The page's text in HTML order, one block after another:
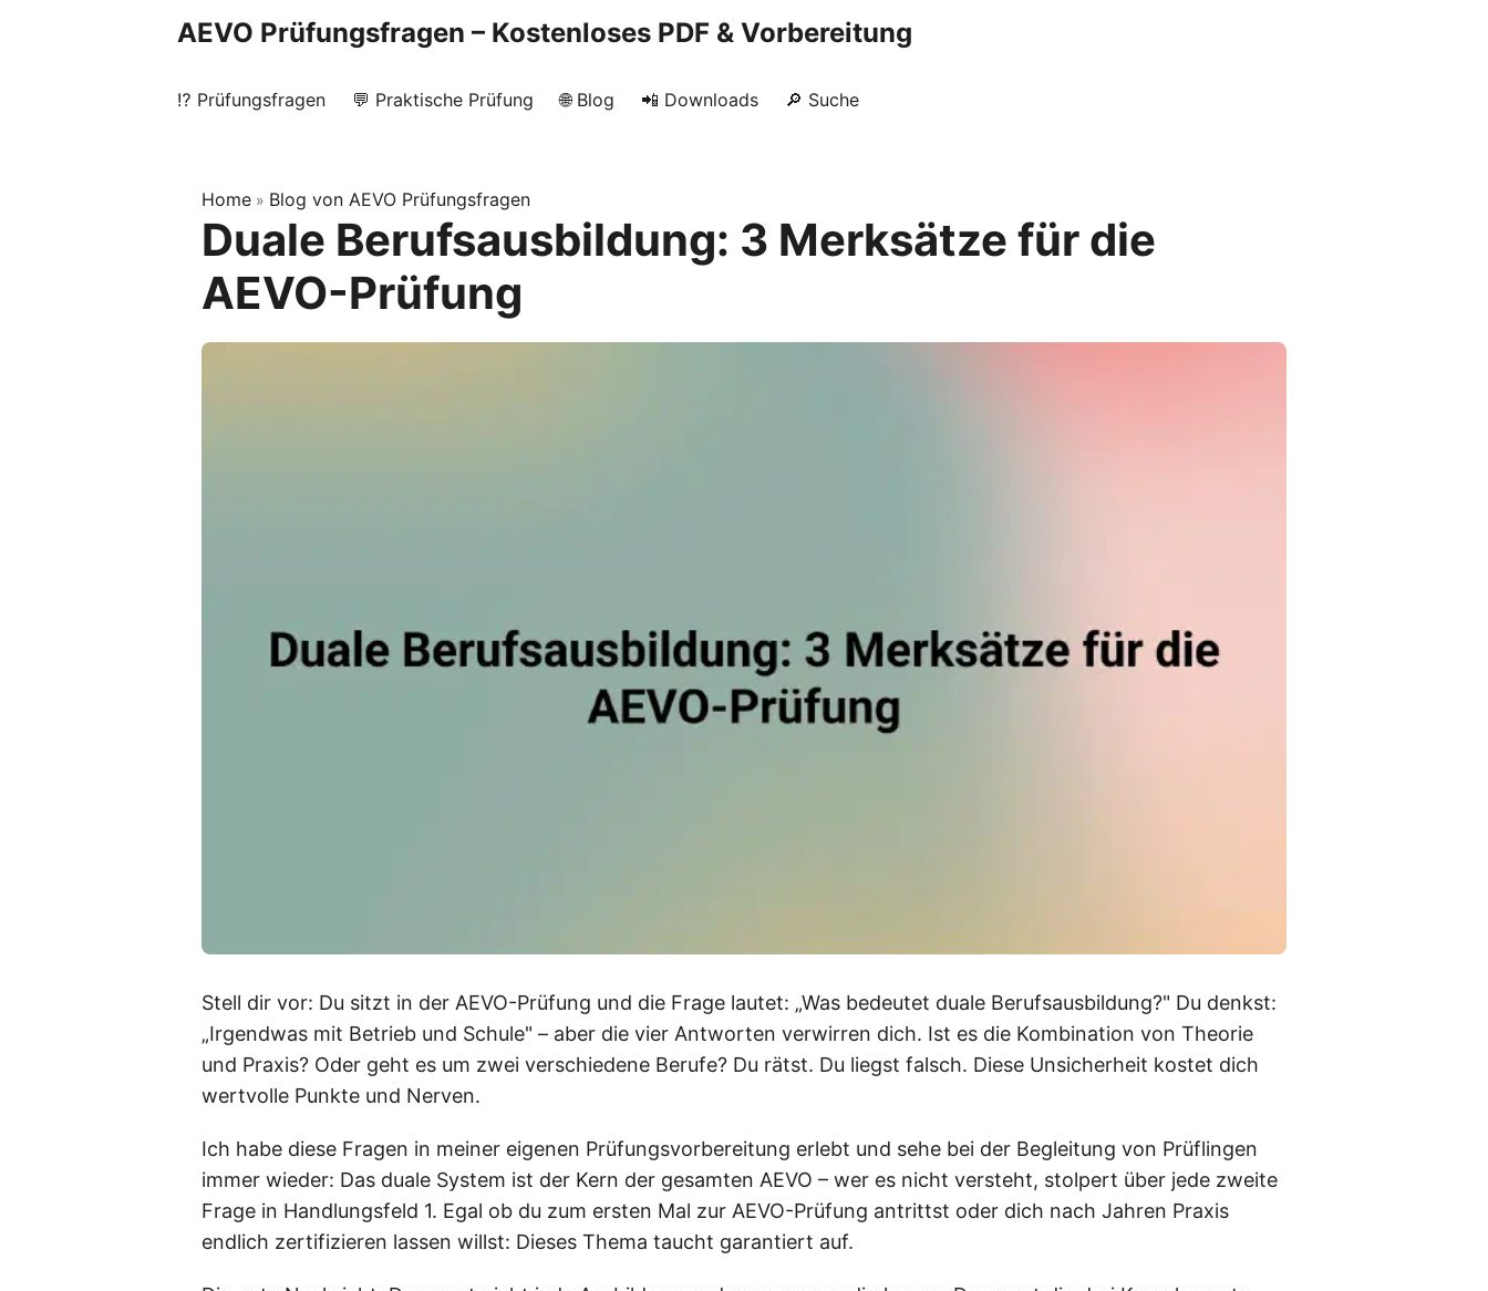
AEVO Prüfungsfragen – Kostenloses PDF & Vorbereitung
⁉️ Prüfungsfragen 💬 Praktische Prüfung 🌐 Blog 📲 Downloads 🔎 Suche
Home » Blog von AEVO Prüfungsfragen
Duale Berufsausbildung: 3 Merksätze für die
AEVO-Prüfung
Stell dir vor: Du sitzt in der AEVO-Prüfung und die Frage lautet: „Was bedeutet duale Berufsausbildung?" Du denkst:
„Irgendwas mit Betrieb und Schule" – aber die vier Antworten verwirren dich. Ist es die Kombination von Theorie
und Praxis? Oder geht es um zwei verschiedene Berufe? Du rätst. Du liegst falsch. Diese Unsicherheit kostet dich
wertvolle Punkte und Nerven.
Ich habe diese Fragen in meiner eigenen Prüfungsvorbereitung erlebt und sehe bei der Begleitung von Prüflingen
immer wieder: Das duale System ist der Kern der gesamten AEVO – wer es nicht versteht, stolpert über jede zweite
Frage in Handlungsfeld 1. Egal ob du zum ersten Mal zur AEVO-Prüfung antrittst oder dich nach Jahren Praxis
endlich zertifizieren lassen willst: Dieses Thema taucht garantiert auf.